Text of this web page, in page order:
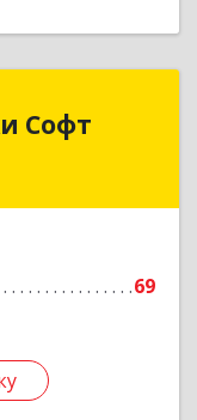
Софт
69
Софт
г, Горького,